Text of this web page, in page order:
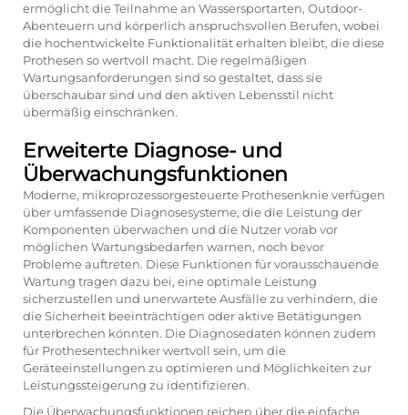
ermöglicht die Teilnahme an Wassersportarten, Outdoor-
Abenteuern und körperlich anspruchsvollen Berufen, wobei
die hochentwickelte Funktionalität erhalten bleibt, die diese
Prothesen so wertvoll macht. Die regelmäßigen
Wartungsanforderungen sind so gestaltet, dass sie
überschaubar sind und den aktiven Lebensstil nicht
übermäßig einschränken.
Erweiterte Diagnose- und
Überwachungsfunktionen
Moderne, mikroprozessorgesteuerte Prothesenknie verfügen
über umfassende Diagnosesysteme, die die Leistung der
Komponenten überwachen und die Nutzer vorab vor
möglichen Wartungsbedarfen warnen, noch bevor
Probleme auftreten. Diese Funktionen für vorausschauende
Wartung tragen dazu bei, eine optimale Leistung
sicherzustellen und unerwartete Ausfälle zu verhindern, die
die Sicherheit beeinträchtigen oder aktive Betätigungen
unterbrechen könnten. Die Diagnosedaten können zudem
für Prothesentechniker wertvoll sein, um die
Geräteeinstellungen zu optimieren und Möglichkeiten zur
Leistungssteigerung zu identifizieren.
Die Überwachungsfunktionen reichen über die einfache